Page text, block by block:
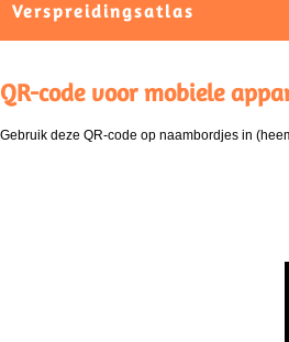
Verspreidingsatlas
QR-code voor mobiele
Gebruik deze QR-code op naambordjes in